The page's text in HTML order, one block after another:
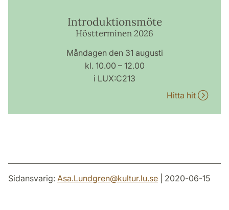
Introduktionsmöte
Höstterminen 2026
Måndagen den 31 augusti
kl. 10.00 – 12.00
i LUX:C213
Hitta hit
Sidansvarig: Asa.Lundgren@kultur.lu.se | 2020-06-15